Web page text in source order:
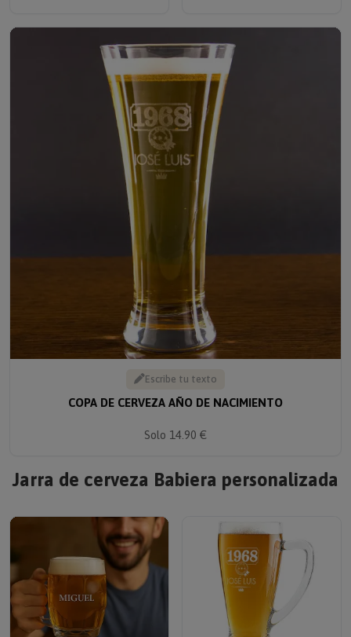
Escribe tu texto
COPA DE CERVEZA AÑO DE NACIMIENTO
Solo 14.90 €
Jarra de cerveza Babiera personalizada